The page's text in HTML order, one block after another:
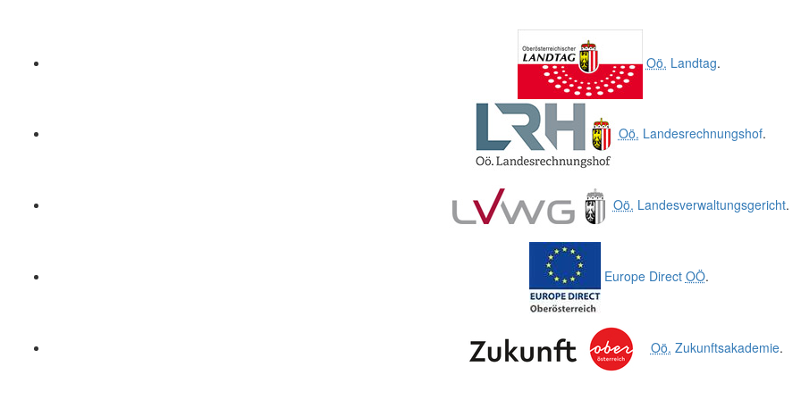
Oö. Landtag.
Oö. Landesrechnungshof.
Oö. Landesverwaltungsgericht.
Europe Direct OÖ.
Oö. Zukunftsakademie.